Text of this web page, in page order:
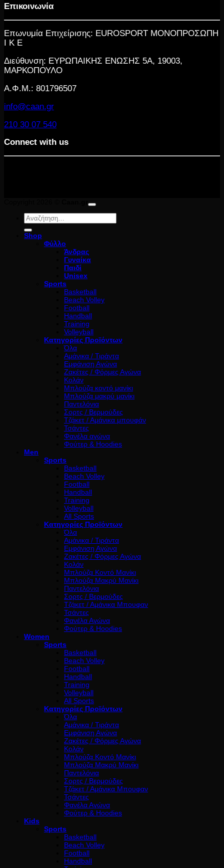
Επικοινωνία
Επωνυμία Επιχείρισης: EUROSPORT ΜΟΝΟΠΡΟΣΩΠΗ
Ι Κ Ε
Διεύθυνση: ΕΥΡΩΠΑΙΚΗΣ ΕΝΩΣΗΣ 5Α, 19003,
ΜΑΡΚΟΠΟΥΛΟ
Α.Φ.Μ.: 801796507
info@caan.gr
210 30 07 540
Connect with us
Αναζήτηση
για:
Shop
Φύλλο
Άνδρας
Γυναίκα
Παιδί
Unisex
Sports
Basketball
Beach Volley
Football
Handball
Training
Volleyball
Κατηγορίες Προϊόντων
Όλα
Αμάνικα / Τιράντα
Εμφάνιση Αγώνα
Ζακέτες / Φόρμες Αγώνα
Κολάν
Μπλούζα κοντό μανίκι
Μπλούζα μακρύ μανίκι
Παντελόνια
Σορτς / Βερμούδες
Τζάκετ / Αμάνικα μπουφάν
Τσάντες
Φανέλα αγώνα
Φούτερ & Hoodies
Men
Sports
Basketball
Beach Volley
Football
Handball
Training
Volleyball
All Sports
Κατηγορίες Προϊόντων
Όλα
Αμάνικα / Τιράντα
Εμφάνιση Αγώνα
Ζακέτες / Φόρμες Αγώνα
Κολάν
Μπλούζα Κοντό Μανίκι
Μπλούζα Μακρύ Μανίκι
Παντελόνια
Σορτς / Βερμούδες
Τζάκετ / Αμάνικα Μπουφαν
Τσάντες
Φανέλα Αγώνα
Φούτερ & Hoodies
Women
Sports
Basketball
Beach Volley
Football
Handball
Training
Volleyball
All Sports
Κατηγορίες Προϊόντων
Όλα
Αμάνικα / Τιράντα
Εμφάνιση Αγώνα
Ζακέτες / Φόρμες Αγώνα
Κολάν
Μπλούζα Κοντό Μανίκι
Μπλούζα Μακρύ Μανίκι
Παντελόνια
Σορτς / Βερμούδες
Τζάκετ / Αμάνικα Μπουφαν
Τσάντες
Φανέλα Αγώνα
Φούτερ & Hoodies
Kids
Sports
Basketball
Beach Volley
Football
Handball